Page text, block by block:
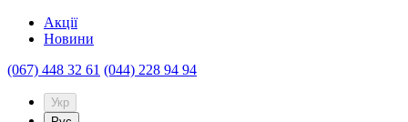
Акції
Новини
(067) 448 32 61 (044) 228 94 94
Укр